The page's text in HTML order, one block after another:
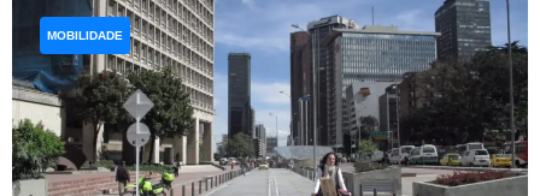
MOBILIDADE